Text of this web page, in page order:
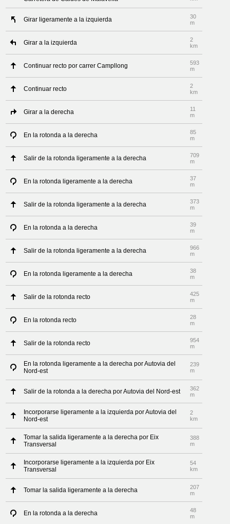
Girar ligeramente a la izquierda
30
m
Girar a la izquierda
2
km
Continuar recto por carrer Campllong
593
m
Continuar recto
2
km
Girar a la derecha
11
m
En la rotonda a la derecha
85
m
Salir de la rotonda ligeramente a la derecha
709
m
En la rotonda ligeramente a la derecha
37
m
Salir de la rotonda ligeramente a la derecha
373
m
En la rotonda a la derecha
39
m
Salir de la rotonda ligeramente a la derecha
966
m
En la rotonda ligeramente a la derecha
38
m
Salir de la rotonda recto
425
m
En la rotonda recto
28
m
Salir de la rotonda recto
954
m
En la rotonda ligeramente a la derecha por Autovia del
Nord-est
239
m
Salir de la rotonda a la derecha por Autovia del Nord-est
362
m
Incorporarse ligeramente a la izquierda por Autovia del
Nord-est
2
km
Tomar la salida ligeramente a la derecha por Eix
Transversal
388
m
Incorporarse ligeramente a la izquierda por Eix
Transversal
54
km
Tomar la salida ligeramente a la derecha
207
m
En la rotonda a la derecha
48
m